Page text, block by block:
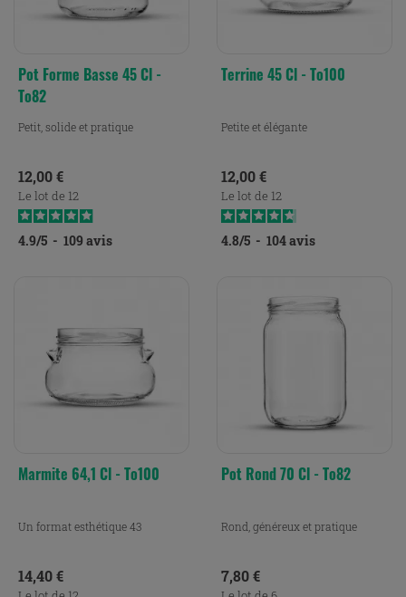
Pot Forme Basse 45 Cl -
To82
Petit, solide et pratique
Prix
12,00 €
Le lot de 12
4.9/5 - 109 avis
Terrine 45 Cl - To100
Petite et élégante
Prix
12,00 €
Le lot de 12
4.8/5 - 104avis
Marmite 64,1 Cl - To100
Un format esthétique 43
Prix
14,40 €
Pot Rond 70 Cl - To82
Rond, généreux et pratique
Prix
7,80 €